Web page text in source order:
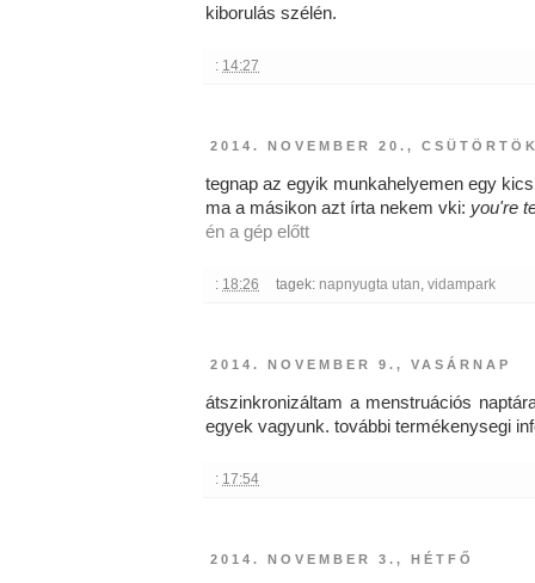
kiborulás szélén.
: 14:27
2014. NOVEMBER 20.,
tegnap az egyik munkahelyemen egy
ma a másikon azt írta nekem vki: you're
én a gép előtt
: 18:26 tagek: napnyugta utan, vidampark
2014. NOVEMBER 9., VASÁRNAP
átszinkronizáltam a menstruációs
egyek vagyunk. további termékenysegi
: 17:54
2014. NOVEMBER 3., HÉTFŐ